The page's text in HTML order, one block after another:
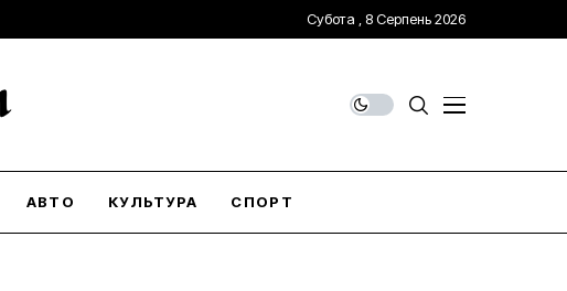
Субота , 8 Серпень 2026
АВТО КУЛЬТУРА СПОРТ